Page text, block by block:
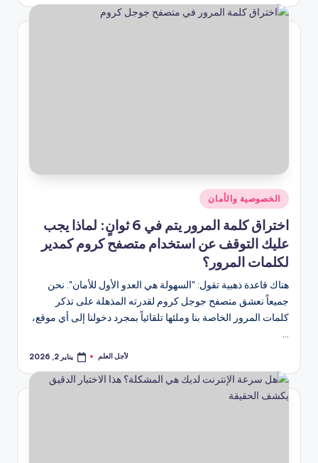
بواسطة
نُشر
في
الخصوصية والأمان
اختراق كلمة المرور يتم في 6 ثوانٍ: لماذا يجب
عليك التوقف عن استخدام متصفح كروم كمدير
لكلمات المرور؟
هناك قاعدة ذهبية تقول: "السهولة هي العدو الأول للأمان". نحن
جميعاً نعشق متصفح جوجل كروم لقدرته المذهلة على تذكر
كلمات المرور الخاصة بنا وملئها تلقائياً بمجرد دخولنا إلى أي موقع،
…
تمّ
بواسطة
لأجل العلم يناير 2, 2026